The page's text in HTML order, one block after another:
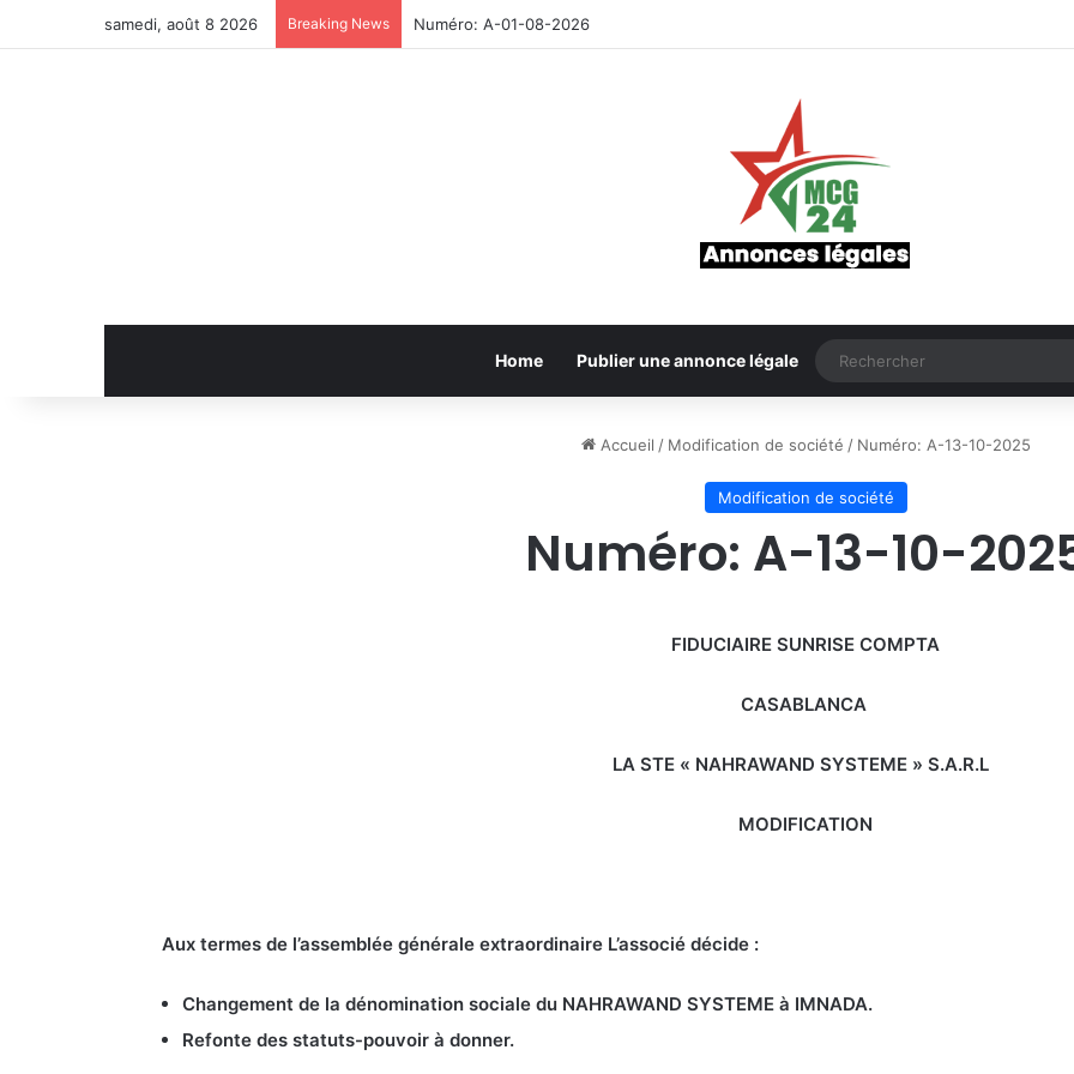
samedi, août 8 2026 Breaking News Numéro: A-01-08-2026
Home Publier une annonce légale
Accueil / Modification de société / Numéro: A-13-10-2025
Modification de société
Numéro: A-13-10-
FIDUCIAIRE SUNRISE COMPTA
CASABLANCA
LA STE « NAHRAWAND SYSTEME » S.A.R.L
MODIFICATION
Aux termes de l’assemblée générale extraordinaire L’associé décide :
Changement de la dénomination sociale du NAHRAWAND SYSTEME à IMNADA.
Refonte des statuts-pouvoir à donner.